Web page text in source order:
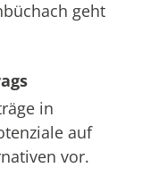
geht
in
auf
vor.